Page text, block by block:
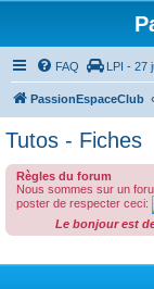
FAQ LPI - 27
PassionEspaceClub
Tutos - Fiches
Règles du forum
Nous sommes sur un
poster de respecter ceci:
Le bonjour est